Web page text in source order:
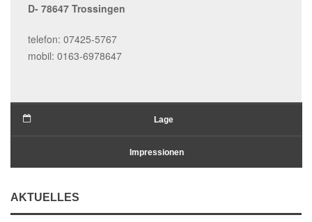
D- 78647 Trossingen
telefon: 07425-5767
mobil: 0163-6978647
Lage
Impressionen
AKTUELLES